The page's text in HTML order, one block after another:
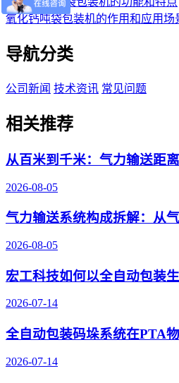
氧化钙吨袋包装机的作用和应用场
导航分类
公司新闻 技术资讯 常见问题
相关推荐
从百米到千米：气力输送距
2026-08-05
气力输送系统构成拆解：从
2026-08-05
宏工科技如何以全自动包装
2026-07-14
全自动包装码垛系统在PTA
2026-07-14